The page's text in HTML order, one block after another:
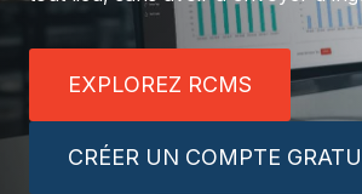
EXPLOREZ RCMS
CRÉER UN COMPTE